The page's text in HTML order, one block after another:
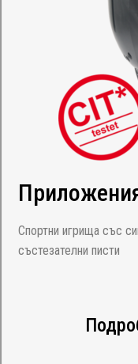
Спортни игрища със
състезателни писти